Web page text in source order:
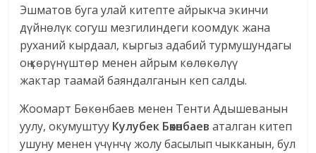
Эшматов буга улай китепте айрыкча экинчи
дүйнөлүк согуш мезгилиндеги коомдук жана
руханий кырдаал, кыргыз адабий турмушундагы
оң көрүнүштөр менен айрым көлөкөлүү
жактар таамай баяндалганын кеп салды.
Жоомарт Бөкөнбаев менен Тенти Адышеванын
уулу, окумуштуу Кулубек Бөкөнбаев аталган китеп
ушуну менен үчүнчү жолу басылып чыкканын, бул